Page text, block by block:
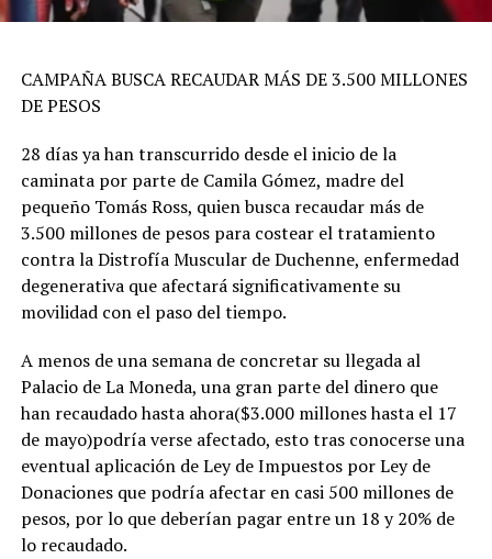
CAMPAÑA BUSCA RECAUDAR MÁS DE 3.500 MILLONES
DE PESOS
28 días ya han transcurrido desde el inicio de la
caminata por parte de Camila Gómez, madre del
pequeño Tomás Ross, quien busca recaudar más de
3.500 millones de pesos para costear el tratamiento
contra la Distrofía Muscular de Duchenne, enfermedad
degenerativa que afectará significativamente su
movilidad con el paso del tiempo.
A menos de una semana de concretar su llegada al
Palacio de La Moneda, una gran parte del dinero que
han recaudado hasta ahora($3.000 millones hasta el 17
de mayo)podría verse afectado, esto tras conocerse una
eventual aplicación de Ley de Impuestos por Ley de
Donaciones que podría afectar en casi 500 millones de
pesos, por lo que deberían pagar entre un 18 y 20% de
lo recaudado.